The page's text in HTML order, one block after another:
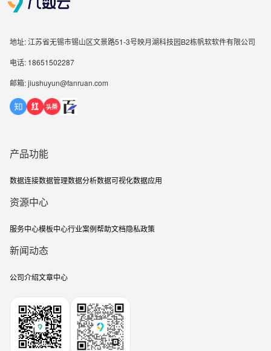
地址: 江苏省无锡市锡山区文景路51-3号映月湖科技园B2栋帆软软件有限公司
电话: 18651502287
邮箱: jiushuyun@fanruan.com
产品功能
数据连接数据管理数据分析数据可视化数据应用
资源中心
服务中心模板中心行业案例帮助文档隐私政策
新闻动态
公司介绍文章中心